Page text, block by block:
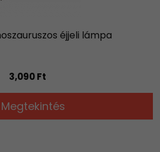
éjjeli lámpa
3,090 Ft
Megtekintés